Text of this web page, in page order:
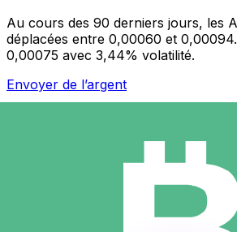
Au cours des 90 derniers jours, les
déplacées entre 0,00060 et
0,00075 avec 3,44% volatilité.
Envoyer de l’argent
L'application Xe réunit toutes les
nécessaires pour vos transferts
et la gestion de vos devises.
programmez des alertes de taux et